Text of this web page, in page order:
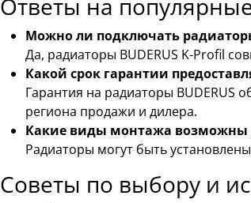
Ответы на
Можно ли подключать
Да, радиаторы BUDERUS K-Profil
Какой срок гарантии
Гарантия на радиаторы BUDERUS
региона продажи и дилера.
Какие виды монтажа возможны
Радиаторы могут быть
Советы по выбору и